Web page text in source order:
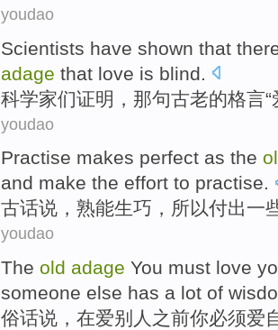
youdao
Scientists have shown that
adage that love is blind
科学家们证明 ， 那句古老的格言“
youdao
Practise makes perfect as the
and make the effort to practise.
古话说 ，熟能生巧， 所以付出一
youdao
The old adage You must love
someone else has a lot of
俗话说，在爱别人 之前你必须爱